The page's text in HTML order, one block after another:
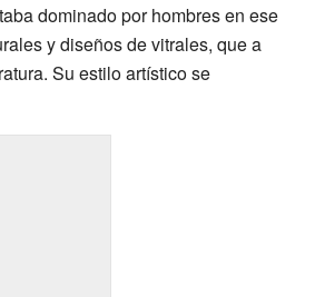
dominado por hombres en ese
y diseños de vitrales, que a
Su estilo artístico se